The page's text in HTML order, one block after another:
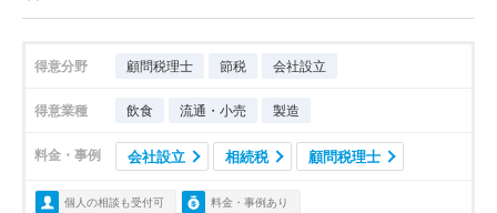
得意分野 顧問税理士 節税 会社設立
得意業種 飲食 流通・小売 製造
料金・事例 会社設立 相続税 顧問税理士
個人の相談も受付可 料金・事例あり